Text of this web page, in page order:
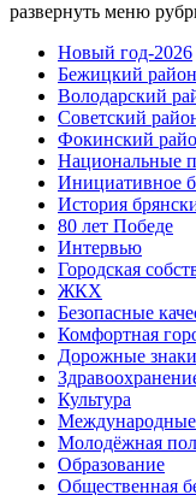
развернуть меню
Новый год-2026
Бежицкий район
Володарский
Советский
Фокинский
Национальные
Инициативное
История
80 лет Победе
Интервью
Городская
ЖКХ
Безопасные
Комфортная
Дорожные знаки
Культура
Международные
Молодёжная
Образование
Общественная